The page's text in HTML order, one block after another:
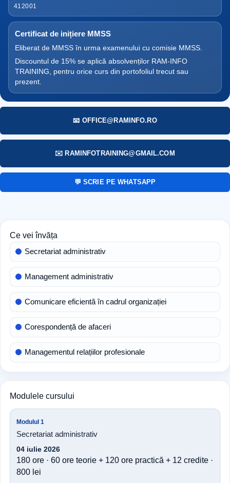
412001
Certificat de inițiere MMSS
Eliberat de MMSS în urma examenului cu comisie MMSS.
Discountul de 15% se aplică absolvenților RAM-INFO
TRAINING, pentru orice curs din portofoliul trecut sau
prezent.
📧 OFFICE@RAMINFO.RO
✉️ RAMINFOTRAINING@GMAIL.COM
💬 SCRIE PE WHATSAPP
Ce vei învăța
Secretariat administrativ
Management administrativ
Comunicare eficientă în cadrul organizației
Corespondență de afaceri
Managementul relațiilor profesionale
Modulele cursului
Modulul 1
Secretariat administrativ
04 iulie 2026
180 ore · 60 ore teorie + 120 ore practică + 12 credite ·
800 lei